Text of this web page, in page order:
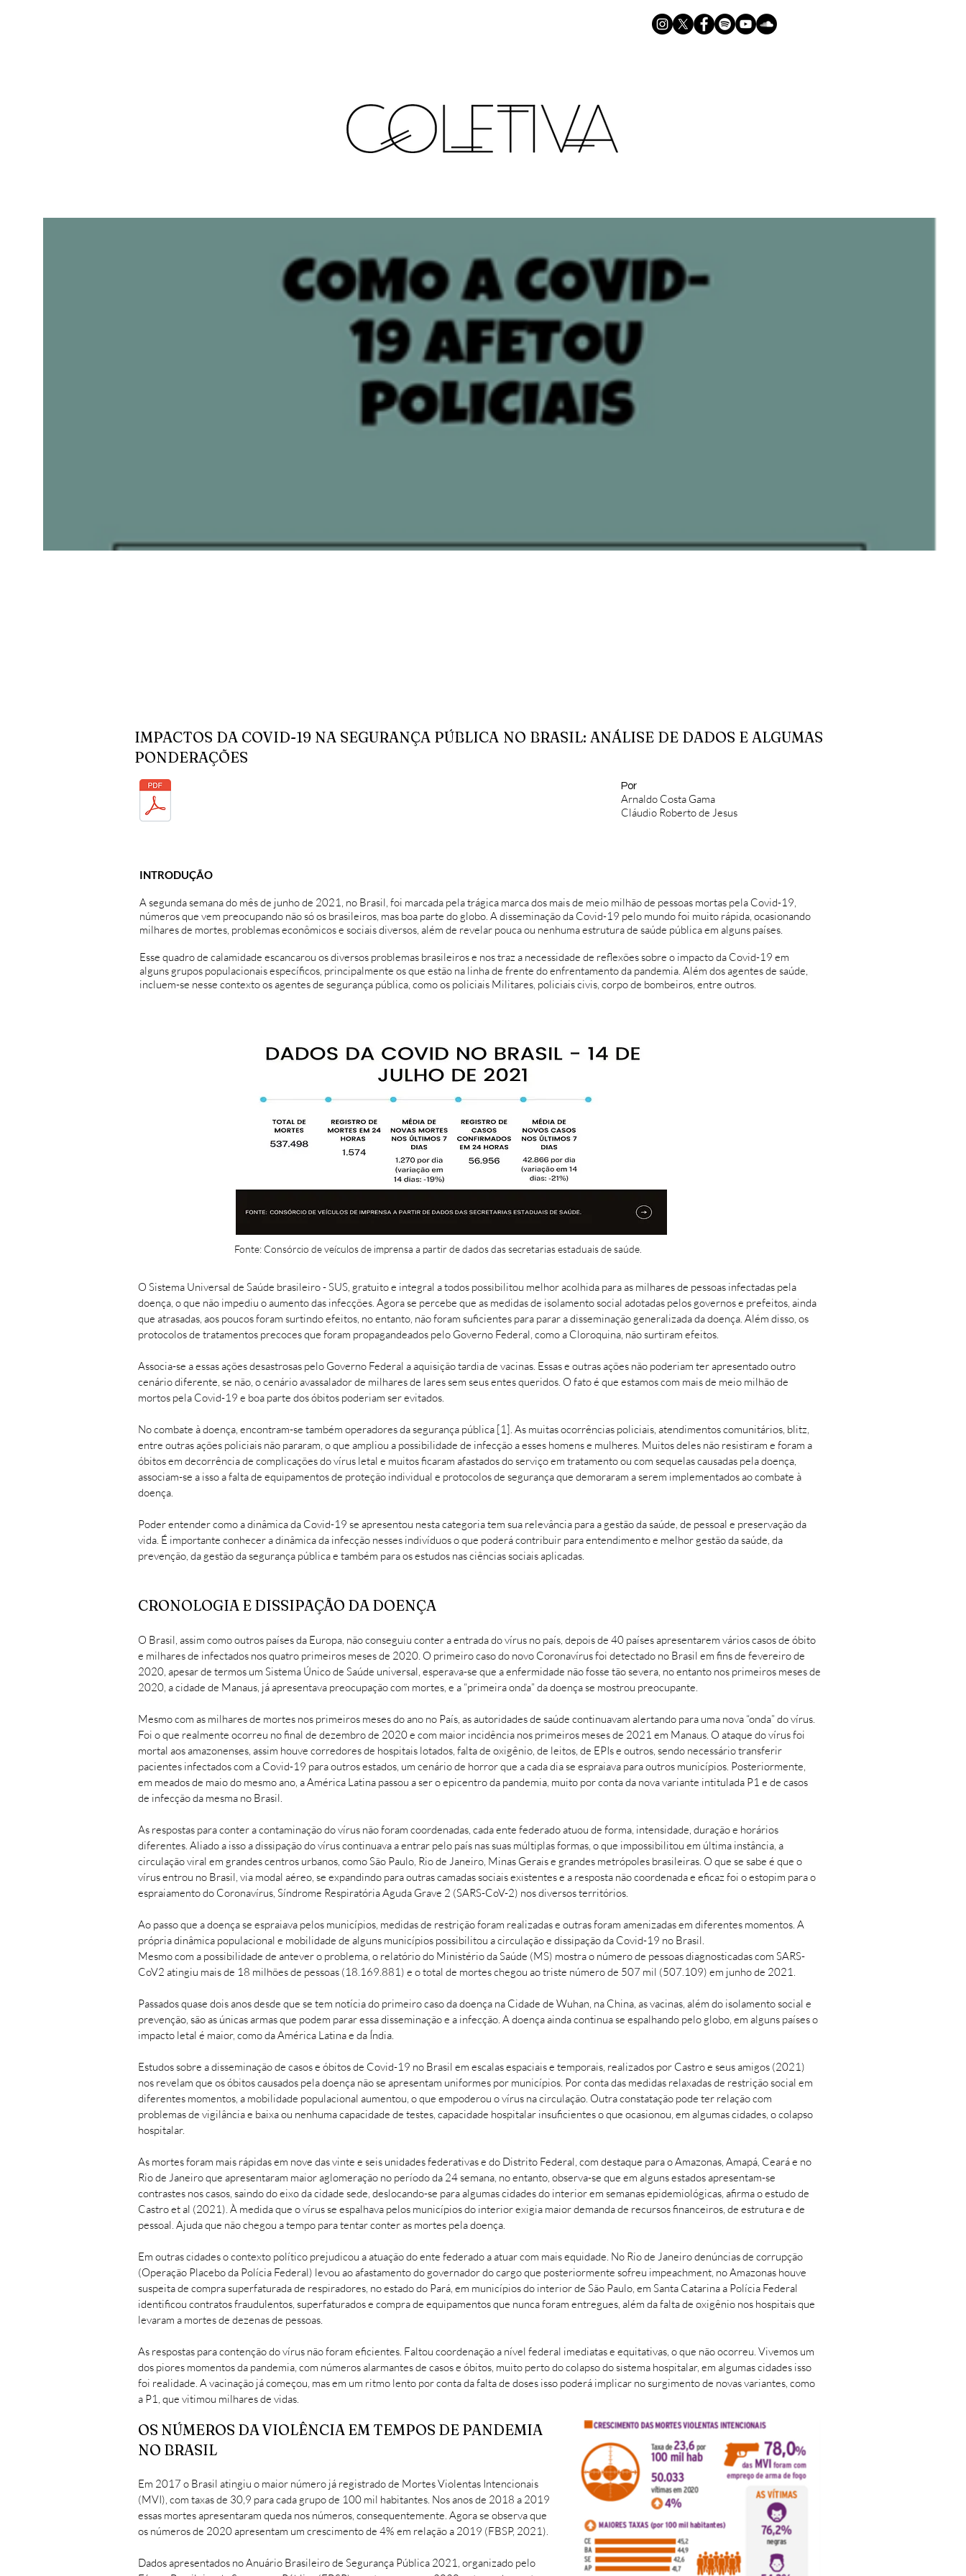
IMPACTOS DA COVID-19 NA SEGURANÇA PÚBLICA NO BRASIL: ANÁLISE DE DADOS E ALGUMAS
PONDERAÇÕES
Por
Arnaldo Costa Gama
Cláudio Roberto de Jesus
INTRODUÇÃO
A segunda semana do mês de junho de 2021, no Brasil, foi marcada pela trágica marca dos mais de meio milhão de pessoas mortas pela Covid-19,
números que vem preocupando não só os brasileiros, mas boa parte do globo. A disseminação da Covid-19 pelo mundo foi muito rápida, ocasionando
milhares de mortes, problemas econômicos e sociais diversos, além de revelar pouca ou nenhuma estrutura de saúde pública em alguns países.
Esse quadro de calamidade escancarou os diversos problemas brasileiros e nos traz a necessidade de reflexões sobre o impacto da Covid-19 em
alguns grupos populacionais específicos, principalmente os que estão na linha de frente do enfrentamento da pandemia. Além dos agentes de saúde,
incluem-se nesse contexto os agentes de segurança pública, como os policiais Militares, policiais civis, corpo de bombeiros, entre outros.
Fonte: Consórcio de veículos de imprensa a partir de dados das secretarias estaduais de saúde.
O Sistema Universal de Saúde brasileiro - SUS, gratuito e integral a todos possibilitou melhor acolhida para as milhares de pessoas infectadas pela
doença, o que não impediu o aumento das infecções. Agora se percebe que as medidas de isolamento social adotadas pelos governos e prefeitos, ainda
que atrasadas, aos poucos foram surtindo efeitos, no entanto, não foram suficientes para parar a disseminação generalizada da doença. Além disso, os
protocolos de tratamentos precoces que foram propagandeados pelo Governo Federal, como a Cloroquina, não surtiram efeitos.
Associa-se a essas ações desastrosas pelo Governo Federal a aquisição tardia de vacinas. Essas e outras ações não poderiam ter apresentado outro
cenário diferente, se não, o cenário avassalador de milhares de lares sem seus entes queridos. O fato é que estamos com mais de meio milhão de
mortos pela Covid-19 e boa parte dos óbitos poderiam ser evitados.
No combate à doença, encontram-se também operadores da segurança pública [1]. As muitas ocorrências policiais, atendimentos comunitários, blitz,
entre outras ações policiais não pararam, o que ampliou a possibilidade de infecção a esses homens e mulheres. Muitos deles não resistiram e foram a
óbitos em decorrência de complicações do vírus letal e muitos ficaram afastados do serviço em tratamento ou com sequelas causadas pela doença,
associam-se a isso a falta de equipamentos de proteção individual e protocolos de segurança que demoraram a serem implementados ao combate à
doença.
Poder entender como a dinâmica da Covid-19 se apresentou nesta categoria tem sua relevância para a gestão da saúde, de pessoal e preservação da
vida. É importante conhecer a dinâmica da infecção nesses indivíduos o que poderá contribuir para entendimento e melhor gestão da saúde, da
prevenção, da gestão da segurança pública e também para os estudos nas ciências sociais aplicadas.
CRONOLOGIA E DISSIPAÇÃO DA DOENÇA
O Brasil, assim como outros países da Europa, não conseguiu conter a entrada do vírus no país, depois de 40 países apresentarem vários casos de óbito
e milhares de infectados nos quatro primeiros meses de 2020. O primeiro caso do novo Coronavírus foi detectado no Brasil em fins de fevereiro de
2020, apesar de termos um Sistema Único de Saúde universal, esperava-se que a enfermidade não fosse tão severa, no entanto nos primeiros meses de
2020, a cidade de Manaus, já apresentava preocupação com mortes, e a “primeira onda” da doença se mostrou preocupante.
Mesmo com as milhares de mortes nos primeiros meses do ano no País, as autoridades de saúde continuavam alertando para uma nova “onda” do vírus.
Foi o que realmente ocorreu no final de dezembro de 2020 e com maior incidência nos primeiros meses de 2021 em Manaus. O ataque do vírus foi
mortal aos amazonenses, assim houve corredores de hospitais lotados, falta de oxigênio, de leitos, de EPIs e outros, sendo necessário transferir
pacientes infectados com a Covid-19 para outros estados, um cenário de horror que a cada dia se espraiava para outros municípios. Posteriormente,
em meados de maio do mesmo ano, a América Latina passou a ser o epicentro da pandemia, muito por conta da nova variante intitulada P1 e de casos
de infecção da mesma no Brasil.
As respostas para conter a contaminação do vírus não foram coordenadas, cada ente federado atuou de forma, intensidade, duração e horários
diferentes. Aliado a isso a dissipação do vírus continuava a entrar pelo país nas suas múltiplas formas, o que impossibilitou em última instância, a
circulação viral em grandes centros urbanos, como São Paulo, Rio de Janeiro, Minas Gerais e grandes metrópoles brasileiras. O que se sabe é que o
vírus entrou no Brasil, via modal aéreo, se expandindo para outras camadas sociais existentes e a resposta não coordenada e eficaz foi o estopim para o
espraiamento do Coronavírus, Síndrome Respiratória Aguda Grave 2 (SARS-CoV-2) nos diversos territórios.
Ao passo que a doença se espraiava pelos municípios, medidas de restrição foram realizadas e outras foram amenizadas em diferentes momentos. A
própria dinâmica populacional e mobilidade de alguns municípios possibilitou a circulação e dissipação da Covid-19 no Brasil.
Mesmo com a possibilidade de antever o problema, o relatório do Ministério da Saúde (MS) mostra o número de pessoas diagnosticadas com SARS-
CoV2 atingiu mais de 18 milhões de pessoas (18.169.881) e o total de mortes chegou ao triste número de 507 mil (507.109) em junho de 2021.
Passados quase dois anos desde que se tem notícia do primeiro caso da doença na Cidade de Wuhan, na China, as vacinas, além do isolamento social e
prevenção, são as únicas armas que podem parar essa disseminação e a infecção. A doença ainda continua se espalhando pelo globo, em alguns países o
impacto letal é maior, como da América Latina e da Índia.
Estudos sobre a disseminação de casos e óbitos de Covid-19 no Brasil em escalas espaciais e temporais, realizados por Castro e seus amigos (2021)
nos revelam que os óbitos causados pela doença não se apresentam uniformes por municípios. Por conta das medidas relaxadas de restrição social em
diferentes momentos, a mobilidade populacional aumentou, o que empoderou o vírus na circulação. Outra constatação pode ter relação com
problemas de vigilância e baixa ou nenhuma capacidade de testes, capacidade hospitalar insuficientes o que ocasionou, em algumas cidades, o colapso
hospitalar.
As mortes foram mais rápidas em nove das vinte e seis unidades federativas e do Distrito Federal, com destaque para o Amazonas, Amapá, Ceará e no
Rio de Janeiro que apresentaram maior aglomeração no período da 24 semana, no entanto, observa-se que em alguns estados apresentam-se
contrastes nos casos, saindo do eixo da cidade sede, deslocando-se para algumas cidades do interior em semanas epidemiológicas, afirma o estudo de
Castro et al (2021). À medida que o vírus se espalhava pelos municípios do interior exigia maior demanda de recursos financeiros, de estrutura e de
pessoal. Ajuda que não chegou a tempo para tentar conter as mortes pela doença.
Em outras cidades o contexto político prejudicou a atuação do ente federado a atuar com mais equidade. No Rio de Janeiro denúncias de corrupção
(Operação Placebo da Polícia Federal) levou ao afastamento do governador do cargo que posteriormente sofreu impeachment, no Amazonas houve
suspeita de compra superfaturada de respiradores, no estado do Pará, em municípios do interior de São Paulo, em Santa Catarina a Polícia Federal
identificou contratos fraudulentos, superfaturados e compra de equipamentos que nunca foram entregues, além da falta de oxigênio nos hospitais que
levaram a mortes de dezenas de pessoas.
As respostas para contenção do vírus não foram eficientes. Faltou coordenação a nível federal imediatas e equitativas, o que não ocorreu. Vivemos um
dos piores momentos da pandemia, com números alarmantes de casos e óbitos, muito perto do colapso do sistema hospitalar, em algumas cidades isso
foi realidade. A vacinação já começou, mas em um ritmo lento por conta da falta de doses isso poderá implicar no surgimento de novas variantes, como
a P1, que vitimou milhares de vidas.
OS NÚMEROS DA VIOLÊNCIA EM TEMPOS DE PANDEMIA
NO BRASIL
Em 2017 o Brasil atingiu o maior número já registrado de Mortes Violentas Intencionais
(MVI), com taxas de 30,9 para cada grupo de 100 mil habitantes. Nos anos de 2018 a 2019
essas mortes apresentaram queda nos números, consequentemente. Agora se observa que
os números de 2020 apresentam um crescimento de 4% em relação a 2019 (FBSP, 2021).
Dados apresentados no Anuário Brasileiro de Segurança Pública 2021, organizado pelo